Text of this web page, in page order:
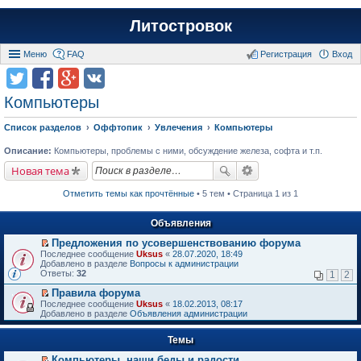
Литостровок
Меню FAQ Вход
Регистрация
Компьютеры
Список разделов Оффтопик Увлечения Компьютеры
Описание: Компьютеры, проблемы с ними, обсуждение железа, софта и т.п.
Новая тема
Отметить темы как прочтённые • 5 тем • Страница 1 из 1
Объявления
П
е
р
й
т
и
к
п
в
Предложения по усовершенствованию форума
Последнее сообщение Uksus « 28.07.2020, 18:49
Добавлено в разделе Вопросы к администрации
Ответы: 32 1 2
П
е
р
е
т
и
Правила форума
Последнее сообщение Uksus « 18.02.2013, 08:17
Добавлено в разделе Объявления администрации
Темы